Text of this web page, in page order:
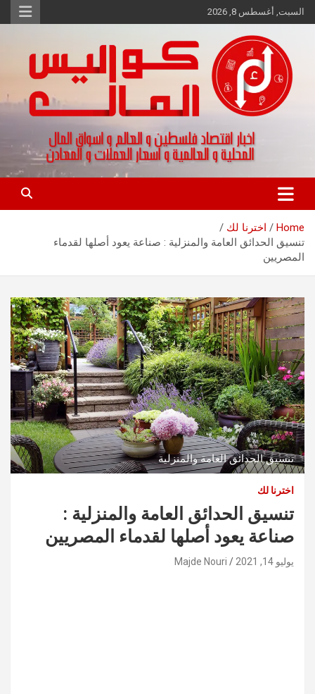
Skip
to
السبت, أغسطس 8, 2026
كواليس المال
اخبار اقتصاد فلسطين و العالم و تقارير اسواق المال و العملات
Home
اخترنا لك
تنسيق الحدائق العامة والمنزلية : صناعة يعود أصلها لقدماء
المصريين
تنسيق الحدائق العامة والمنزلية
اخترنا لك
تنسيق الحدائق العامة والمنزلية :
صناعة يعود أصلها لقدماء المصريين
يوليو 14, 2021 Majde Nouri